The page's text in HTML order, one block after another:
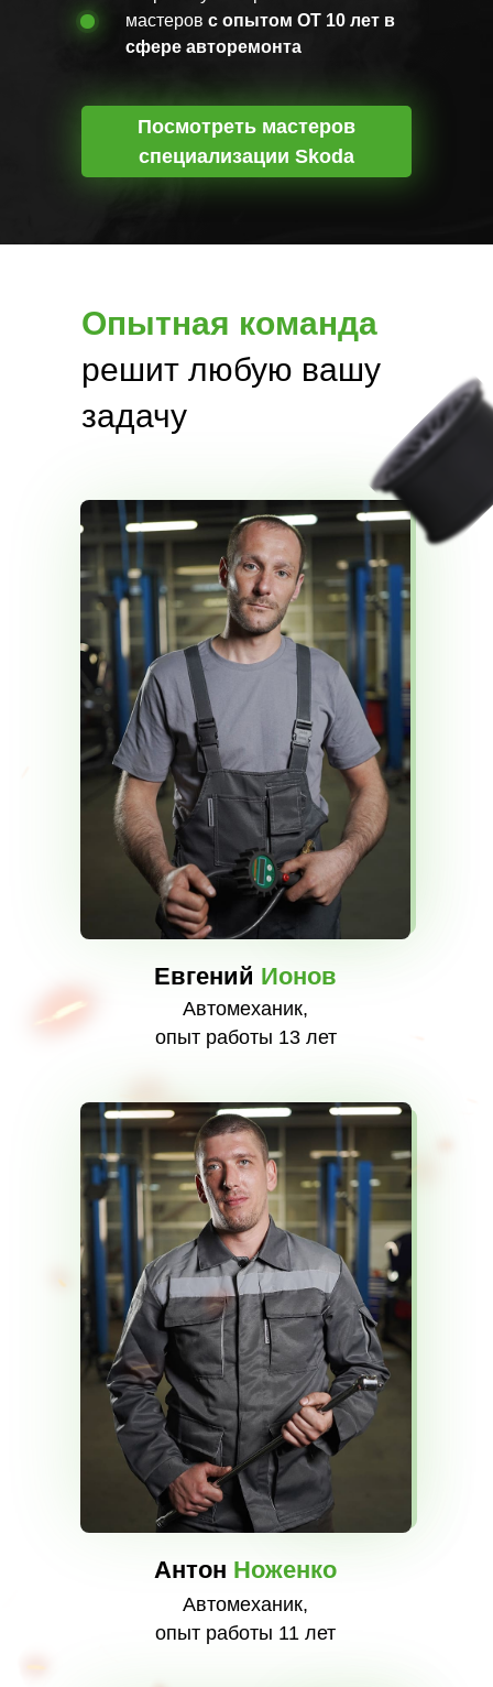
мастеров с опытом ОТ 10 лет в
сфере авторемонта
Посмотреть мастеров
специализации Skoda
Опытная команда
решит любую вашу
задачу
Евгений Ионов
Автомеханик,
опыт работы 13 лет
Антон Ноженко
Автомеханик,
опыт работы 11 лет